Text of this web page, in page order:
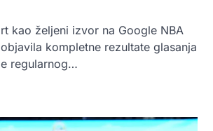
kao željeni izvor na Google NBA
kompletne rezultate glasanja
regularnog…